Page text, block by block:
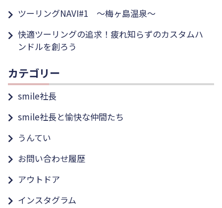
ツーリングNAVI#1 ～梅ヶ島温泉～
快適ツーリングの追求！疲れ知らずのカスタムハ
ンドルを創ろう
カテゴリー
smile社長
smile社長と愉快な仲間たち
うんてい
お問い合わせ履歴
アウトドア
インスタグラム